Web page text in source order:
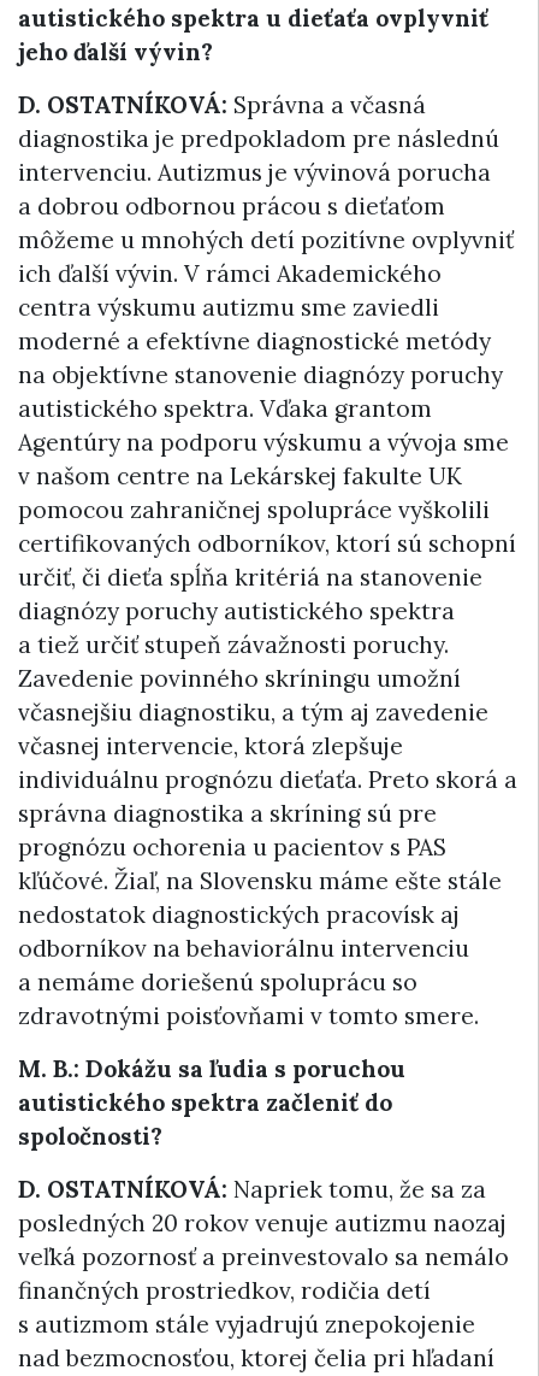
autistického spektra u dieťaťa ovplyvniť
jeho ďalší vývin?
D. OSTATNÍKOVÁ: Správna a včasná
diagnostika je predpokladom pre následnú
intervenciu. Autizmus je vývinová porucha
a dobrou odbornou prácou s dieťaťom
môžeme u mnohých detí pozitívne ovplyvniť
ich ďalší vývin. V rámci Akademického
centra výskumu autizmu sme zaviedli
moderné a efektívne diagnostické metódy
na objektívne stanovenie diagnózy poruchy
autistického spektra. Vďaka grantom
Agentúry na podporu výskumu a vývoja sme
v našom centre na Lekárskej fakulte UK
pomocou zahraničnej spolupráce vyškolili
certifikovaných odborníkov, ktorí sú schopní
určiť, či dieťa spĺňa kritériá na stanovenie
diagnózy poruchy autistického spektra
a tiež určiť stupeň závažnosti poruchy.
Zavedenie povinného skríningu umožní
včasnejšiu diagnostiku, a tým aj zavedenie
včasnej intervencie, ktorá zlepšuje
individuálnu prognózu dieťaťa. Preto skorá a
správna diagnostika a skríning sú pre
prognózu ochorenia u pacientov s PAS
kľúčové. Žiaľ, na Slovensku máme ešte stále
nedostatok diagnostických pracovísk aj
odborníkov na behaviorálnu intervenciu
a nemáme doriešenú spoluprácu so
zdravotnými poisťovňami v tomto smere.
M. B.: Dokážu sa ľudia s poruchou
autistického spektra začleniť do
spoločnosti?
D. OSTATNÍKOVÁ: Napriek tomu, že sa za
posledných 20 rokov venuje autizmu naozaj
veľká pozornosť a preinvestovalo sa nemálo
finančných prostriedkov, rodičia detí
s autizmom stále vyjadrujú znepokojenie
nad bezmocnosťou, ktorej čelia pri hľadaní